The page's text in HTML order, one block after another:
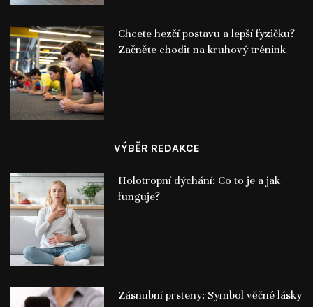
Chcete hezčí postavu a lepší fyzičku?
Začněte chodit na kruhový trénink
VÝBĚR REDAKCE
Holotropní dýchání: Co to je a jak
funguje?
Zásnubní prsteny: Symbol věčné lásky